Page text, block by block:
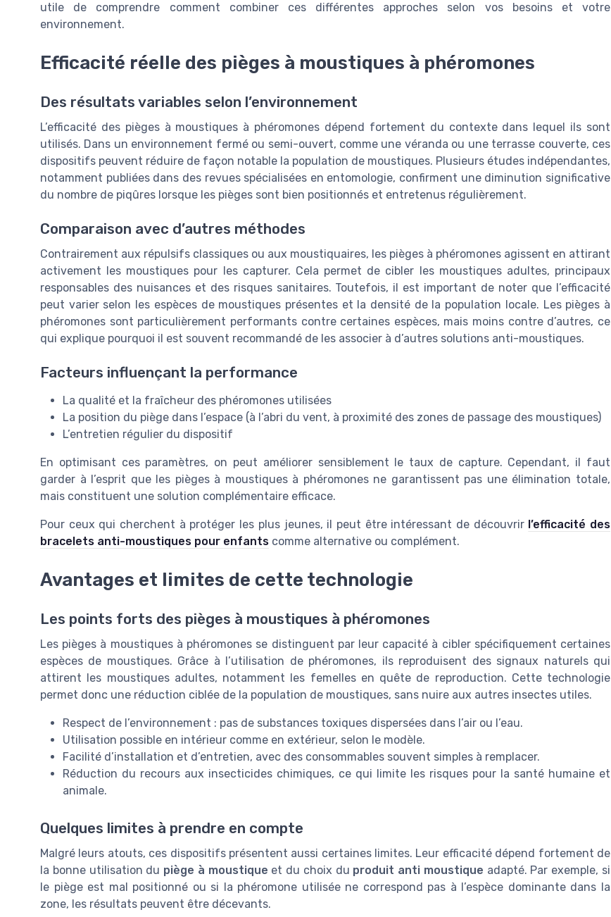
utile de comprendre comment combiner ces différentes approches selon vos besoins et votre
environnement.
Efficacité réelle des pièges à moustiques à phéromones
Des résultats variables selon l’environnement
L’efficacité des pièges à moustiques à phéromones dépend fortement du contexte dans lequel ils sont
utilisés. Dans un environnement fermé ou semi-ouvert, comme une véranda ou une terrasse couverte, ces
dispositifs peuvent réduire de façon notable la population de moustiques. Plusieurs études indépendantes,
notamment publiées dans des revues spécialisées en entomologie, confirment une diminution significative
du nombre de piqûres lorsque les pièges sont bien positionnés et entretenus régulièrement.
Comparaison avec d’autres méthodes
Contrairement aux répulsifs classiques ou aux moustiquaires, les pièges à phéromones agissent en attirant
activement les moustiques pour les capturer. Cela permet de cibler les moustiques adultes, principaux
responsables des nuisances et des risques sanitaires. Toutefois, il est important de noter que l’efficacité
peut varier selon les espèces de moustiques présentes et la densité de la population locale. Les pièges à
phéromones sont particulièrement performants contre certaines espèces, mais moins contre d’autres, ce
qui explique pourquoi il est souvent recommandé de les associer à d’autres solutions anti-moustiques.
Facteurs influençant la performance
La qualité et la fraîcheur des phéromones utilisées
La position du piège dans l’espace (à l’abri du vent, à proximité des zones de passage des moustiques)
L’entretien régulier du dispositif
En optimisant ces paramètres, on peut améliorer sensiblement le taux de capture. Cependant, il faut
garder à l’esprit que les pièges à moustiques à phéromones ne garantissent pas une élimination totale,
mais constituent une solution complémentaire efficace.
Pour ceux qui cherchent à protéger les plus jeunes, il peut être intéressant de découvrir l’efficacité des
bracelets anti-moustiques pour enfants comme alternative ou complément.
Avantages et limites de cette technologie
Les points forts des pièges à moustiques à phéromones
Les pièges à moustiques à phéromones se distinguent par leur capacité à cibler spécifiquement certaines
espèces de moustiques. Grâce à l’utilisation de phéromones, ils reproduisent des signaux naturels qui
attirent les moustiques adultes, notamment les femelles en quête de reproduction. Cette technologie
permet donc une réduction ciblée de la population de moustiques, sans nuire aux autres insectes utiles.
Respect de l’environnement : pas de substances toxiques dispersées dans l’air ou l’eau.
Utilisation possible en intérieur comme en extérieur, selon le modèle.
Facilité d’installation et d’entretien, avec des consommables souvent simples à remplacer.
Réduction du recours aux insecticides chimiques, ce qui limite les risques pour la santé humaine et
animale.
Quelques limites à prendre en compte
Malgré leurs atouts, ces dispositifs présentent aussi certaines limites. Leur efficacité dépend fortement de
la bonne utilisation du piège à moustique et du choix du produit anti moustique adapté. Par exemple, si
le piège est mal positionné ou si la phéromone utilisée ne correspond pas à l’espèce dominante dans la
zone, les résultats peuvent être décevants.